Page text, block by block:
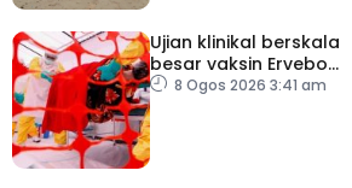
Ujian klinikal berskala
besar vaksin Ervebo
tangani wabak Ebola
8 Ogos 2026 3:41 am